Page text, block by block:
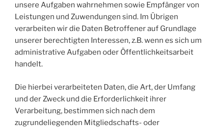
unsere Aufgaben wahrnehmen sowie Empfänger von
Leistungen und Zuwendungen sind. Im Übrigen
verarbeiten wir die Daten Betroffener auf Grundlage
unserer berechtigten Interessen, z.B. wenn es sich um
administrative Aufgaben oder Öffentlichkeitsarbeit
handelt.
Die hierbei verarbeiteten Daten, die Art, der Umfang
und der Zweck und die Erforderlichkeit ihrer
Verarbeitung, bestimmen sich nach dem
zugrundeliegenden Mitgliedschafts- oder